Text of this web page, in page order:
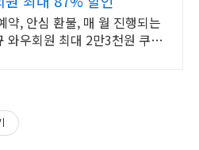
약, 안심 환불, 매 월 진행되는
와우회원 최대 2만3천원 쿠폰